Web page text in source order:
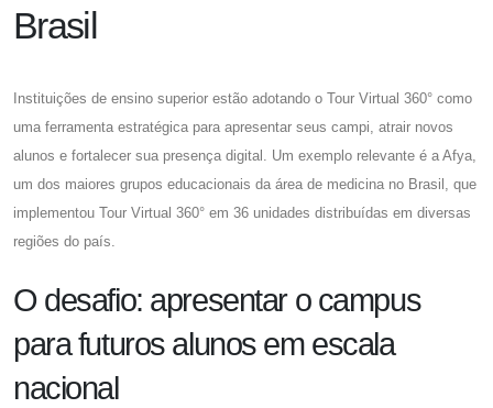
Brasil
Instituições de ensino superior estão adotando o Tour Virtual 360° como
uma ferramenta estratégica para apresentar seus campi, atrair novos
alunos e fortalecer sua presença digital. Um exemplo relevante é a Afya,
um dos maiores grupos educacionais da área de medicina no Brasil, que
implementou Tour Virtual 360° em 36 unidades distribuídas em diversas
regiões do país.
O desafio: apresentar o campus
para futuros alunos em escala
nacional